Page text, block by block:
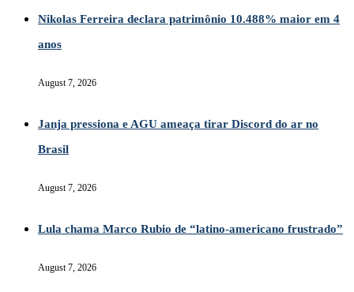
Nikolas Ferreira declara patrimônio 10.488% maior em 4
anos
August 7, 2026
Janja pressiona e AGU ameaça tirar Discord do ar no
Brasil
August 7, 2026
Lula chama Marco Rubio de “latino-americano frustrado”
August 7, 2026